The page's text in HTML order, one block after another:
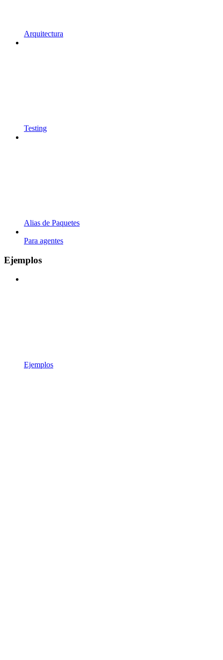
Arquitectura
Testing
Alias de Paquetes
Para agentes
Ejemplos
Ejemplos